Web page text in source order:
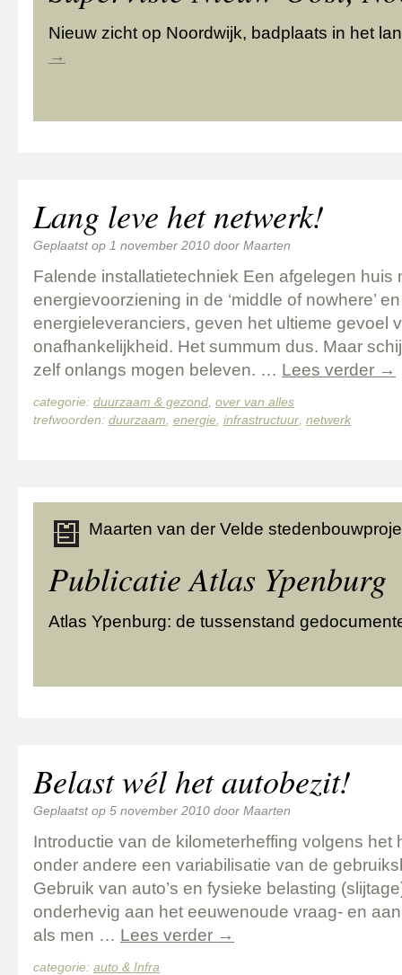
Nieuw zicht op Noordwijk, badplaats in het
→
Lang leve het netwerk!
Geplaatst op 1 november 2010 door Maarten
Falende installatietechniek Een afgelegen huis
energievoorziening in de ‘middle of nowhere’
energieleveranciers, geven het ultieme gevoel
onafhankelijkheid. Het summum dus. Maar
zelf onlangs mogen beleven. … Lees verder →
categorie: duurzaam & gezond over van alles
trefwoorden: duurzaam energie infrastructuur netwerk
Maarten van der Velde
Publicatie Atlas Ypenburg
Atlas Ypenburg: de tussenstand
Belast wél het autobezit!
Geplaatst op 5 november 2010 door Maarten
Introductie van de kilometerheffing volgens het
onder andere een variabilisatie van de
Gebruik van auto’s en fysieke belasting
onderhevig aan het eeuwenoude vraag- en
als men … Lees verder →
categorie: auto & Infra